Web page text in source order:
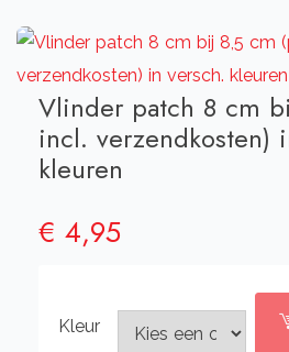
Vlinder patch 8 cm
incl. verzendkosten)
kleuren
€ 4,95
Kleur